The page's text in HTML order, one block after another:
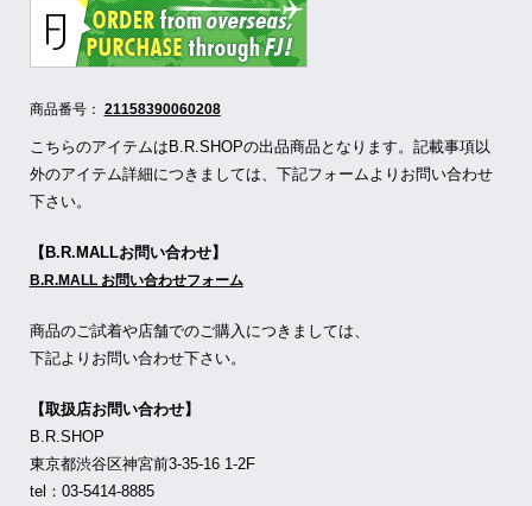
商品番号： 21158390060208
こちらのアイテムはB.R.SHOPの出品商品となります。記載事項以
外のアイテム詳細につきましては、下記フォームよりお問い合わせ
下さい。
【B.R.MALLお問い合わせ】
B.R.MALL お問い合わせフォーム
商品のご試着や店舗でのご購入につきましては、
下記よりお問い合わせ下さい。
【取扱店お問い合わせ】
B.R.SHOP
東京都渋谷区神宮前3-35-16 1-2F
tel：03-5414-8885